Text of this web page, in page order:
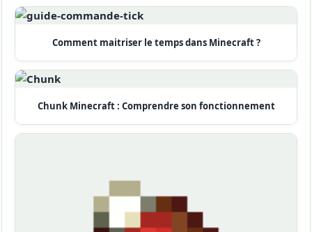
Comment maitriser le temps dans Minecraft ?
Chunk Minecraft : Comprendre son fonctionnement